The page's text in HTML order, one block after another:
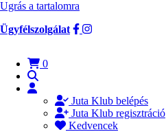
Ugrás a tartalomra
Ügyfélszolgálat
0
Juta Klub belépés
Juta Klub regisztráció
Kedvencek